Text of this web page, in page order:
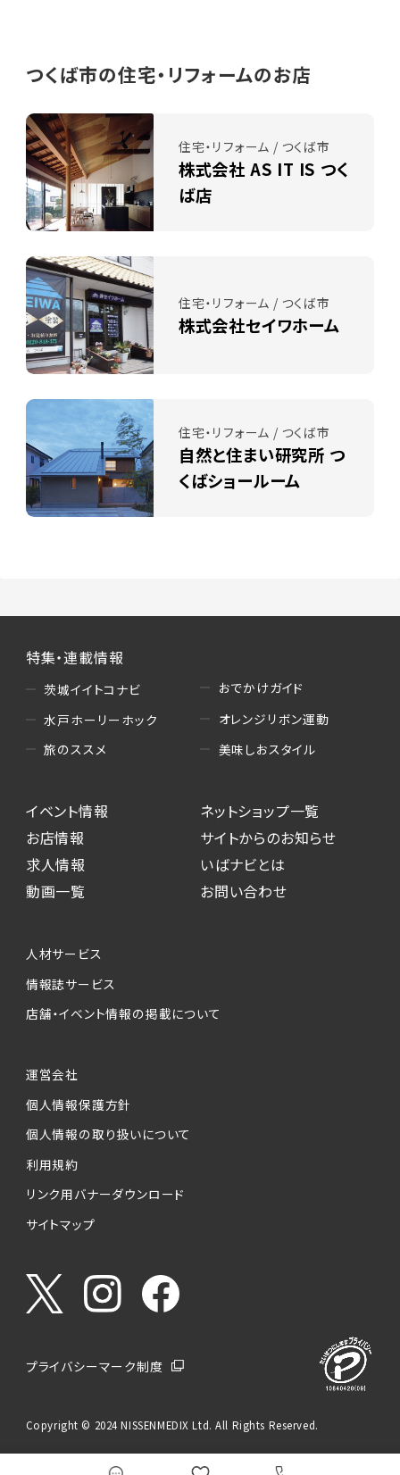
つくば市の住宅・リフォームのお店
住宅・リフォーム / つくば市
株式会社 AS IT IS つく
ば店
住宅・リフォーム / つくば市
株式会社セイワホーム
住宅・リフォーム / つくば市
自然と住まい研究所 つ
くばショールーム
特集・連載情報
茨城イイトコナビ
水戸ホーリーホック
旅のススメ
おでかけガイド
オレンジリボン運動
美味しおスタイル
イベント情報
お店情報
求人情報
動画一覧
ネットショップ一覧
サイトからのお知らせ
いばナビとは
お問い合わせ
人材サービス
情報誌サービス
店舗・イベント情報の掲載について
運営会社
個人情報保護方針
個人情報の取り扱いについて
利用規約
リンク用バナーダウンロード
サイトマップ
プライバシーマーク制度
Copyright © 2024 NISSENMEDIX Ltd. All Rights Reserved.